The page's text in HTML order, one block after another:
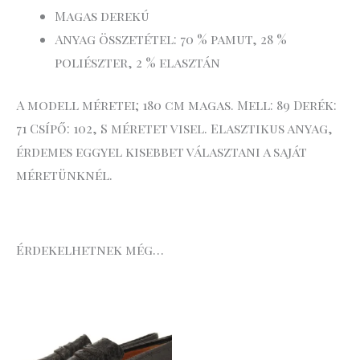
Magas derekú
Anyag összetétel: 70 % pamut, 28 %
poliészter, 2 % elasztán
A modell méretei; 180 cm magas. Mell: 89 Derék:
71 Csípő: 102, S méretet visel. Elasztikus anyag,
érdemes eggyel kisebbet választani a saját
méretünknél.
Érdekelhetnek még…
.990 Ft.
.495 Ft.